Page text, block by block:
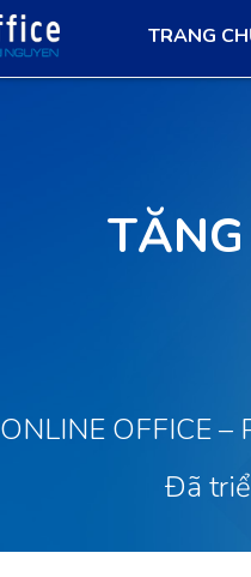
TRANG
ONLINE OFFICE –
Đã